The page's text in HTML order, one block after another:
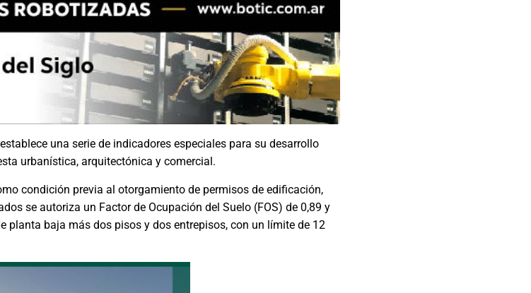
una serie de indicadores especiales para su desarrollo
urbanística, arquitectónica y comercial.
condición previa al otorgamiento de permisos de edificación,
se autoriza un Factor de Ocupación del Suelo (FOS) de 0,89 y
planta baja más dos pisos y dos entrepisos, con un límite de 12